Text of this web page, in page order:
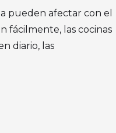
pueden afectar con el
fácilmente, las cocinas
diario, las